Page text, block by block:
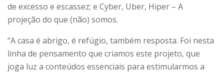
de excesso e escassez; e Cyber, Uber, Hiper – A
projeção do que (não) somos.
“A casa é abrigo, é refúgio, também resposta. Foi nesta
linha de pensamento que criamos este projeto, que
joga luz a conteúdos essenciais para estimularmos a